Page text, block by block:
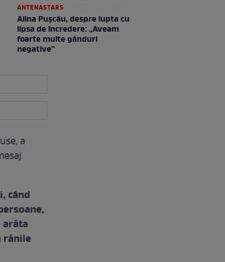
ANTENASTARS
Alina Pușcău, despre lupta cu
lipsa de încredere: „Aveam
foarte multe gânduri
negative”
a
când
rănile